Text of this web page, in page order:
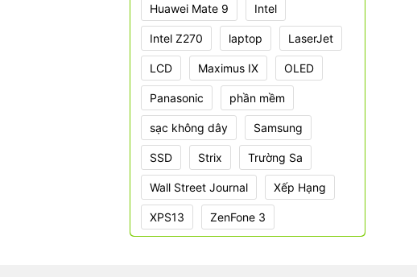
Huawei Mate 9 Intel
Intel Z270 laptop LaserJet
LCD Maximus IX OLED
Panasonic phần mềm
sạc không dây Samsung
SSD Strix Trường Sa
Wall Street Journal Xếp Hạng
XPS13 ZenFone 3